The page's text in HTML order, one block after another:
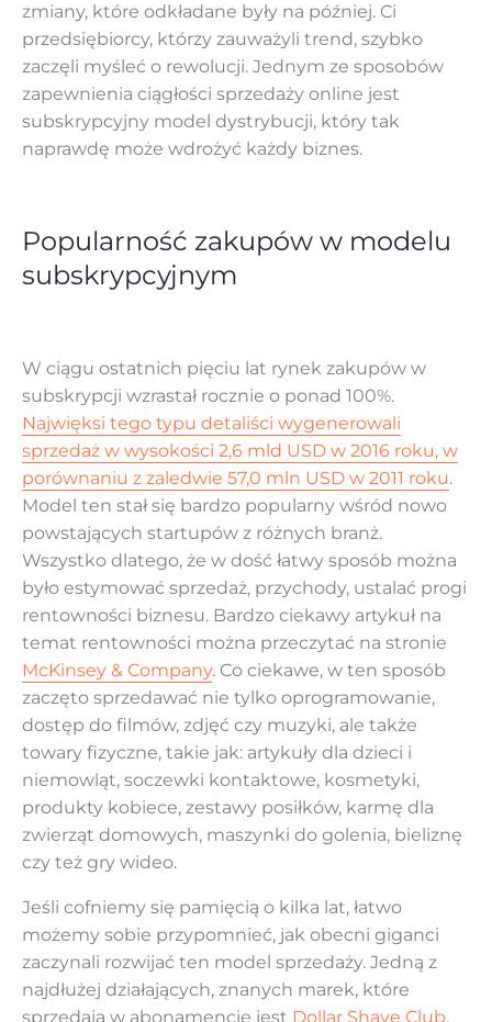
zmiany, które odkładane były na później. Ci
przedsiębiorcy, którzy zauważyli trend, szybko
zaczęli myśleć o rewolucji. Jednym ze sposobów
zapewnienia ciągłości sprzedaży online jest
subskrypcyjny model dystrybucji, który tak
naprawdę może wdrożyć każdy biznes.
Popularność zakupów w modelu
subskrypcyjnym
W ciągu ostatnich pięciu lat rynek zakupów w
subskrypcji wzrastał rocznie o ponad 100%.
Najwięksi tego typu detaliści wygenerowali
sprzedaż w wysokości 2,6 mld USD w 2016 roku, w
porównaniu z zaledwie 57,0 mln USD w 2011 roku.
Model ten stał się bardzo popularny wśród nowo
powstających startupów z różnych branż.
Wszystko dlatego, że w dość łatwy sposób można
było estymować sprzedaż, przychody, ustalać progi
rentowności biznesu. Bardzo ciekawy artykuł na
temat rentowności można przeczytać na stronie
McKinsey & Company. Co ciekawe, w ten sposób
zaczęto sprzedawać nie tylko oprogramowanie,
dostęp do filmów, zdjęć czy muzyki, ale także
towary fizyczne, takie jak: artykuły dla dzieci i
niemowląt, soczewki kontaktowe, kosmetyki,
produkty kobiece, zestawy posiłków, karmę dla
zwierząt domowych, maszynki do golenia, bieliznę
czy też gry wideo.
Jeśli cofniemy się pamięcią o kilka lat, łatwo
możemy sobie przypomnieć, jak obecni giganci
zaczynali rozwijać ten model sprzedaży. Jedną z
najdłużej działających, znanych marek, które
sprzedają w abonamencie jest Dollar Shave Club.